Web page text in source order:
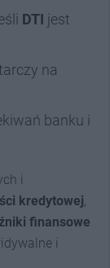
DTI jest
na
banku i
i
kredytowej
finansowe
i